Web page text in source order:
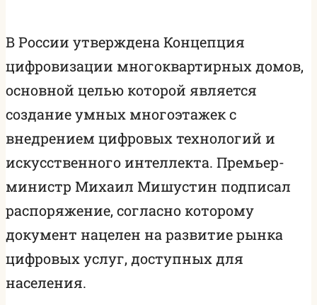
В России утверждена Концепция
цифровизации многоквартирных домов,
основной целью которой является
создание умных многоэтажек с
внедрением цифровых технологий и
искусственного интеллекта. Премьер-
министр Михаил Мишустин подписал
распоряжение, согласно которому
документ нацелен на развитие рынка
цифровых услуг, доступных для
населения.